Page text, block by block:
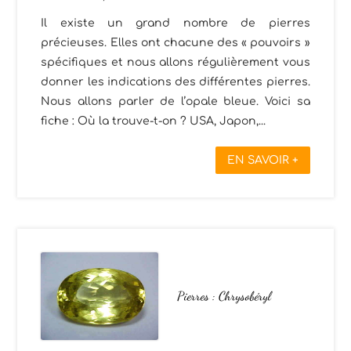
Il existe un grand nombre de pierres
précieuses. Elles ont chacune des « pouvoirs »
spécifiques et nous allons régulièrement vous
donner les indications des différentes pierres.
Nous allons parler de l’opale bleue. Voici sa
fiche : Où la trouve-t-on ? USA, Japon,...
EN SAVOIR +
Pierres : Chrysobéryl